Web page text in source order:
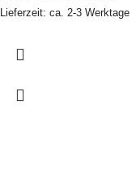
Lieferzeit: ca. 2-3 Werktage